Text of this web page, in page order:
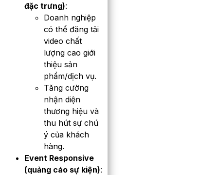
đặc trưng):
Doanh nghiệp
có thể đăng tải
video chất
lượng cao giới
thiệu sản
phẩm/dịch vụ.
Tăng cường
nhận diện
thương hiệu và
thu hút sự chú
ý của khách
hàng.
Event Responsive
(quảng cáo sự kiện):